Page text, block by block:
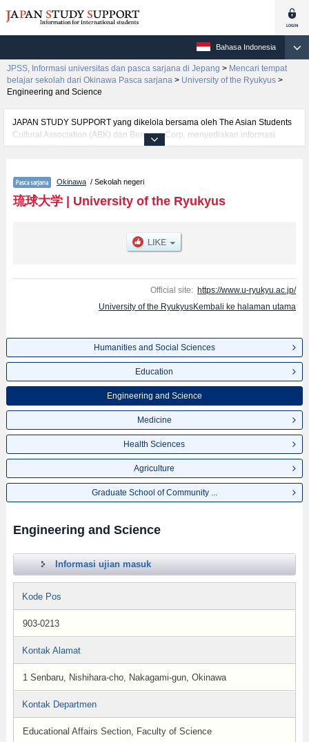
Bahasa Indonesia
JPSS, Informasi universitas dan pasca sarjana di Jepang > Mencari tempat
belajar sekolah dari Okinawa Pasca sarjana > University of the Ryukyus >
Engineering and Science
JAPAN STUDY SUPPORT yang dikelola bersama oleh The Asian Students
Cultural Association (ABK) dan Benesse Corp. menyediakan informasi
sekitar 1300 universitas, pascasarjana, universitas yunior, akademi
informasi per jurusan riset seperti %% research %%, serta berbagai
informasi yang berguna bagi mahasiswa(i) mancanegara seperti kuota
untuk jumlah pendaftar dan jumlah kelulusan ujian masuk mahasiswa(i)
jalan, dan lainnya. Silakan memanfaatkannya.
Okinawa / Sekolah negeri
琉球大学| University of the Ryukyus
Official site: https://www.u-ryukyu.ac.jp/
University of the RyukyusKembali ke halaman utama
Humanities and Social Sciences
Education
Engineering and Science
Medicine
Health Sciences
Agriculture
Graduate School of Community ...
Engineering and Science
Informasi ujian masuk
Kode Pos
903-0213
Kontak Alamat
1 Senbaru, Nishihara-cho, Nakagami-gun, Okinawa
Kontak Departmen
Educational Affairs Section, Faculty of Science